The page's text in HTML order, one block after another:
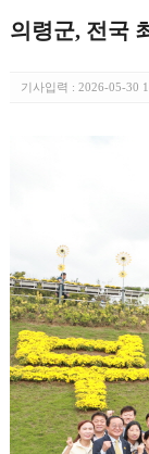
의령군, 전국
기사입력 : 2026-05-30